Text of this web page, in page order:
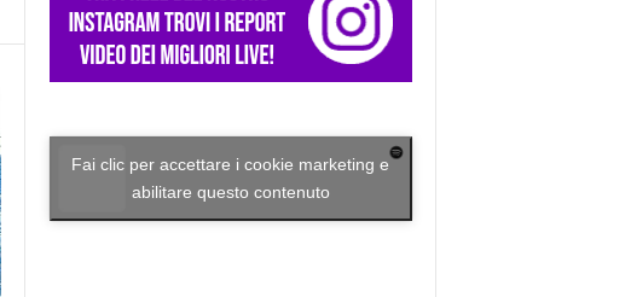
Fai clic per accettare i cookie marketing e
abilitare questo contenuto